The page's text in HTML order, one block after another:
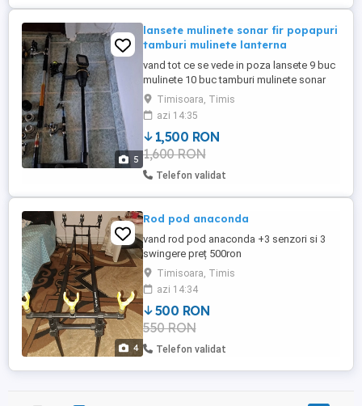
5
lansete mulinete sonar fir popapuri
tamburi mulinete lanterna
vand tot ce se vede in poza lansete 9 buc
mulinete 10 buc tamburi mulinete sonar
pești plasa depozitat pești galeata fir
testil fir monofilament 3d lampa gaz
popapuri swingere senzori pescuit
lanterna macinatoare momeala tot ce este
in poza la suma de 1500ron
Timisoara, Timis
azi 14:35
1,500 RON
1,600 RON
Telefon validat
4
Rod pod anaconda
vand rod pod anaconda +3 senzori si 3
swingere preț 500ron
Timisoara, Timis
azi 14:34
500 RON
550 RON
Telefon validat